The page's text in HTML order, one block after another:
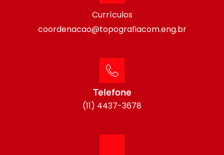
Currículos
coordenacao@topografiacom.eng.br
Telefone
(11) 4437-3678